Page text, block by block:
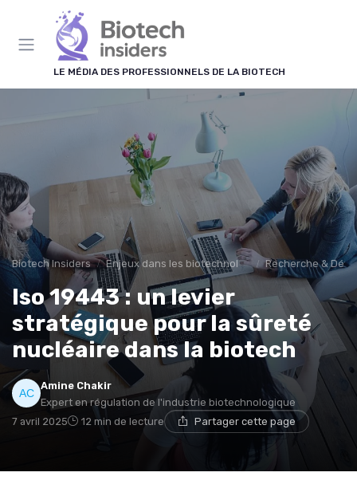
LE MÉDIA DES PROFESSIONNELS DE LA BIOTECH
Biotech Insiders Enjeux dans les biotechnologies Recherche &
Iso 19443 : un levier
stratégique pour la sûreté
nucléaire dans la biotech
Amine Chakir
Expert en régulation de l'industrie biotechnologique
7 avril 2025
12 min de lecture Partager cette page
Panneau de gestion des cookies